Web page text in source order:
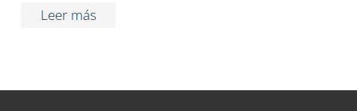
Leer más